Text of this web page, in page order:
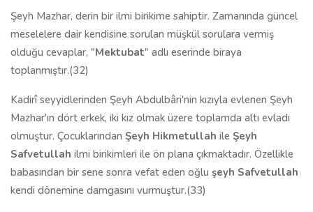
Şeyh Mazhar, derin bir ilmi birikime sahiptir. Zamanında güncel
meselelere dair kendisine sorulan müşkül sorulara vermiş
olduğu cevaplar, "Mektubat" adlı eserinde biraya
toplanmıştır.(32)
Kadirî seyyidlerinden Şeyh Abdulbâri'nin kızıyla evlenen Şeyh
Mazhar'ın dört erkek, iki kız olmak üzere toplamda altı evladı
olmuştur. Çocuklarından Şeyh Hikmetullah ile Şeyh
Safvetullah ilmi birikimleri ile ön plana çıkmaktadır. Özellikle
babasından bir sene sonra vefat eden oğlu şeyh Safvetullah
kendi dönemine damgasını vurmuştur.(33)